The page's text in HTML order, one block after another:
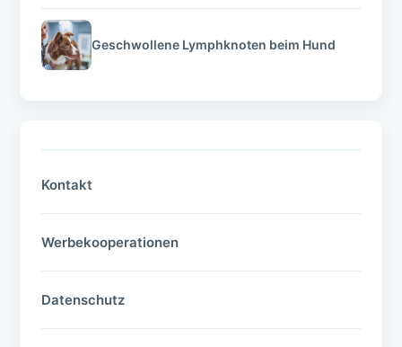
Geschwollene Lymphknoten beim Hund
Kontakt
Werbekooperationen
Datenschutz